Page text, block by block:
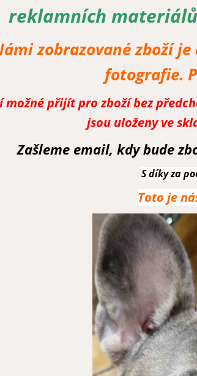
reklamních
zobrazované zboží
fotografie.
možné přijít pro zboží bez
jsou uloženy ve
Zašleme email, kdy bude
S díky za
Toto je